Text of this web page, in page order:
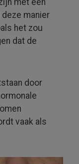
manier
het zou
dat de
door
vaak als